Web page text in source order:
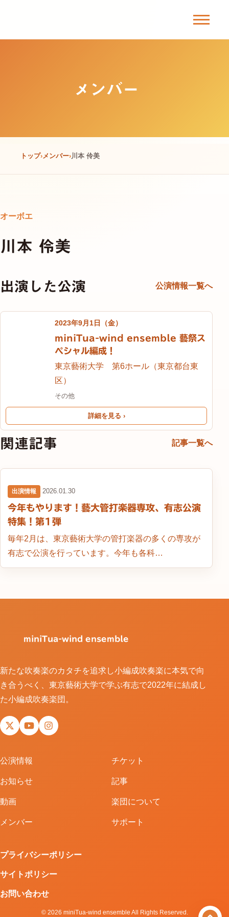
メンバー
トップ メンバー 川本 伶美
オーボエ
川本 伶美
出演した公演 公演情報一覧へ
2023年9月1日（金）
miniTua-wind ensemble 藝祭ス
ペシャル編成！
東京藝術大学 第6ホール（東京都台東
区）
その他
詳細を見る ›
関連記事 記事一覧へ
出演情報 2026.01.30
今年もやります！藝大管打楽器専攻、有志公演
特集！第1弾
毎年2月は、東京藝術大学の管打楽器の多くの専攻が
有志で公演を行っています。今年も各科…
miniTua-wind ensemble
新たな吹奏楽のカタチを追求し小編成吹奏楽に本気で向
き合うべく、東京藝術大学で学ぶ有志で2022年に結成し
た小編成吹奏楽団。
X YouTubeInstagram
公演情報 チケット
お知らせ 記事
動画 楽団について
メンバー サポート
プライバシーポリシー
サイトポリシー
お問い合わせ
© 2026 miniTua-wind ensemble All Rights Reserved.